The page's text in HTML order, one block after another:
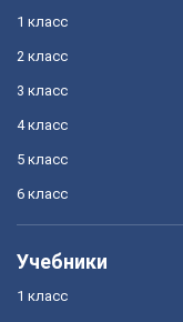
1 класс
2 класс
3 класс
4 класс
5 класс
6 класс
Учебники
1 класс